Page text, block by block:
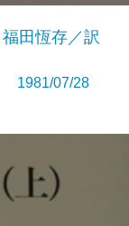
田恆存／訳
1981/07/28